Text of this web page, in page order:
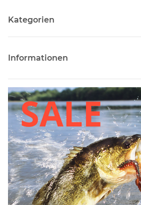
Kategorien
Informationen